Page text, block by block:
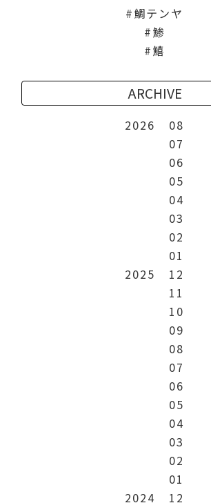
鯛テンヤ
鯵
鱚
ARCHIVE
2026
08
07
06
05
04
03
02
01
2025
12
11
10
09
08
07
06
05
04
03
02
01
2024
12